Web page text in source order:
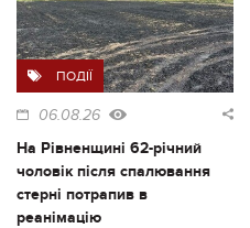
ПОДІЇ
06.08.26
На Рівненщині 62-річний
чоловік після спалювання
стерні потрапив в
реанімацію